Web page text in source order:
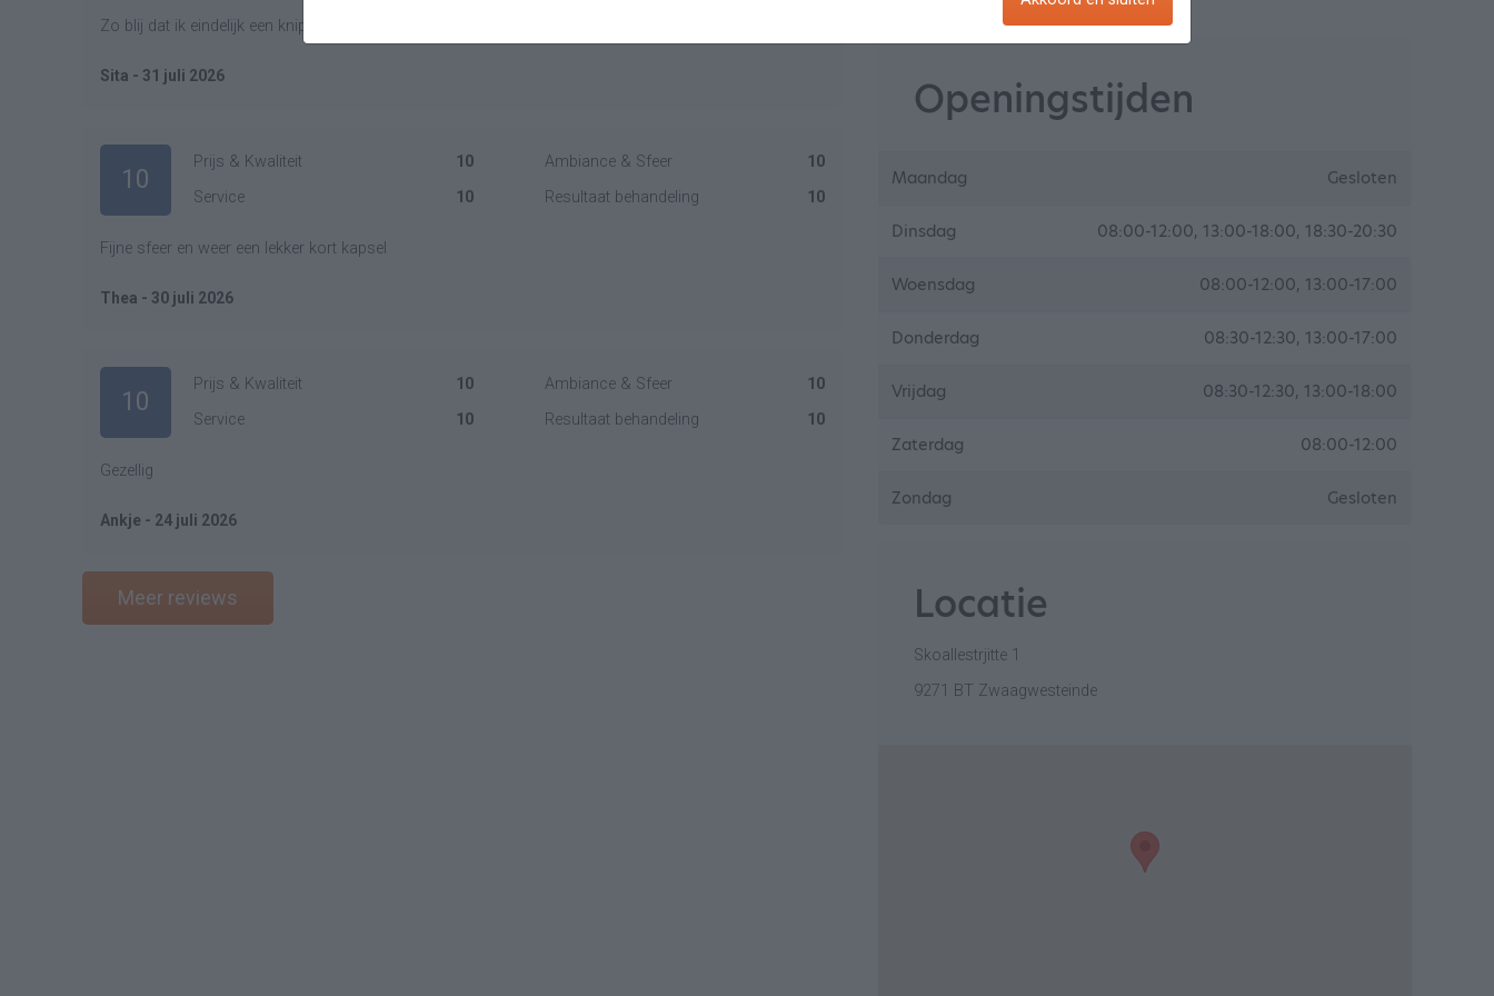
Zo blij dat ik eindelijk een knipbeurt kon krijgen .🤩😘
Sita - 31 juli 2026
10
Prijs & Kwaliteit 10 Ambiance & Sfeer
10
Service
10 Resultaat behandeling 10
Fijne sfeer en weer een lekker kort kapsel
Thea - 30 juli 2026
10
Prijs & Kwaliteit 10 Ambiance & Sfeer
10
Service
10 Resultaat behandeling 10
Gezellig
Ankje - 24 juli 2026
Meer reviews
Openingstijden
Maandag Gesloten
Dinsdag 08:00-12:00, 13:00-18:00, 18:30-20:30
Woensdag 08:00-12:00, 13:00-17:00
Donderdag 08:30-12:30, 13:00-17:00
Vrijdag 08:30-12:30, 13:00-18:00
Zaterdag 08:00-12:00
Zondag Gesloten
Locatie
Skoallestrjitte 1
9271 BT Zwaagwesteinde